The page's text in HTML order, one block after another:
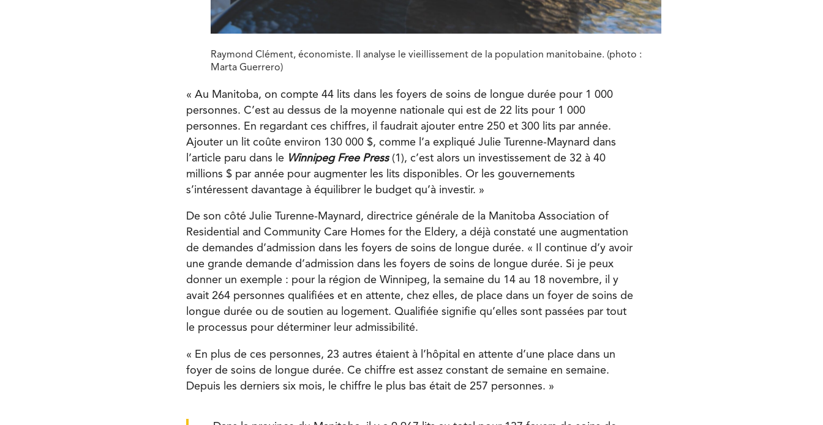
Raymond Clément, économiste. Il analyse le vieillissement de la population manitobaine. (photo :
Marta Guerrero)
« Au Manitoba, on compte 44 lits dans les foyers de soins de longue durée pour 1 000
personnes. C’est au dessus de la moyenne nationale qui est de 22 lits pour 1 000
personnes. En regardant ces chiffres, il faudrait ajouter entre 250 et 300 lits par année.
Ajouter un lit coûte environ 130 000 $, comme l’a expliqué Julie Turenne-Maynard dans
l’article paru dans le Winnipeg Free Press (1), c’est alors un investissement de 32 à 40
millions $ par année pour augmenter les lits disponibles. Or les gouvernements
s’intéressent davantage à équilibrer le budget qu’à investir. »
De son côté Julie Turenne-Maynard, directrice générale de la Manitoba Association of
Residential and Community Care Homes for the Eldery, a déjà constaté une augmentation
de demandes d’admission dans les foyers de soins de longue durée. « Il continue d’y avoir
une grande demande d’admission dans les foyers de soins de longue durée. Si je peux
donner un exemple : pour la région de Winnipeg, la semaine du 14 au 18 novembre, il y
avait 264 personnes qualifiées et en attente, chez elles, de place dans un foyer de soins de
longue durée ou de soutien au logement. Qualifiée signifie qu’elles sont passées par tout
le processus pour déterminer leur admissibilité.
« En plus de ces personnes, 23 autres étaient à l’hôpital en attente d’une place dans un
foyer de soins de longue durée. Ce chiffre est assez constant de semaine en semaine.
Depuis les derniers six mois, le chiffre le plus bas était de 257 personnes. »